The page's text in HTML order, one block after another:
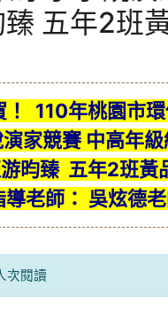
五年2班
！ 110年桃園市
家競賽 中高年
昀臻 五年2班
導老師： 吳炫德
次閱讀